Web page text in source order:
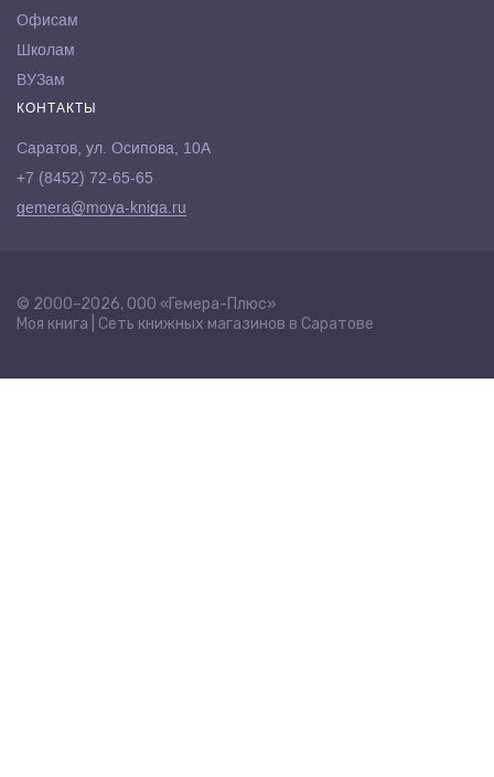
Офисам
Школам
ВУЗам
КОНТАКТЫ
Саратов, ул. Осипова, 10А
+7 (8452) 72-65-65
gemera@moya-kniga.ru
© 2000–2026, ООО «Гемера-Плюс»
Моя книга | Сеть книжных магазинов в Саратове